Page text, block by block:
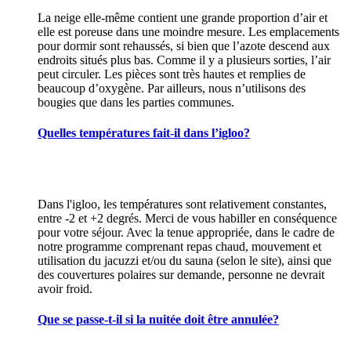
La neige elle-même contient une grande proportion d’air et
elle est poreuse dans une moindre mesure. Les emplacements
pour dormir sont rehaussés, si bien que l’azote descend aux
endroits situés plus bas. Comme il y a plusieurs sorties, l’air
peut circuler. Les pièces sont très hautes et remplies de
beaucoup d’oxygène. Par ailleurs, nous n’utilisons des
bougies que dans les parties communes.
Quelles températures fait-il dans l’igloo?
Dans l'igloo, les températures sont relativement constantes,
entre -2 et +2 degrés. Merci de vous habiller en conséquence
pour votre séjour. Avec la tenue appropriée, dans le cadre de
notre programme comprenant repas chaud, mouvement et
utilisation du jacuzzi et/ou du sauna (selon le site), ainsi que
des couvertures polaires sur demande, personne ne devrait
avoir froid.
Que se passe-t-il si la nuitée doit être annulée?